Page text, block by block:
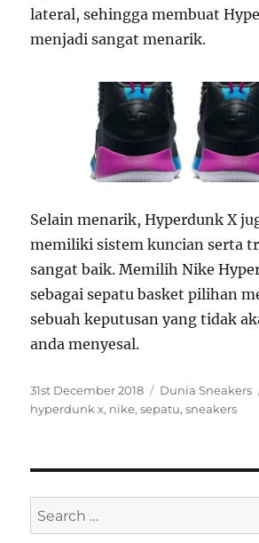
lateral, sehingga membuat
menjadi sangat menarik.
Selain menarik, Hyperdunk X
memiliki sistem kuncian serta
sangat baik. Memilih Nike
sebagai sepatu basket pilihan
sebuah keputusan yang tidak
anda menyesal.
P
o
o
31st December 2018
C
a
r
e
Dunia Sneakers
hyperdunk x, nike,sepatu,sneakers
S
e